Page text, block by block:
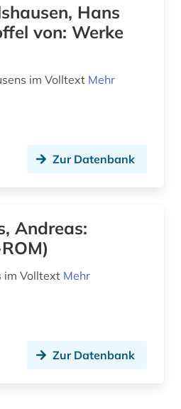
kritische ausgabe (2)
Hans
von: Werke
im Volltext Mehr
Zur Datenbank
Andreas:
im Volltext Mehr
Zur Datenbank